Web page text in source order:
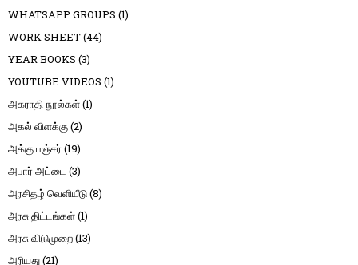
WHATSAPP GROUPS (1)
WORK SHEET(44)
YEAR BOOKS (3)
YOUTUBE VIDEOS (1)
அகராதி நூல்கள்(1)
அகல் விளக்கு(2)
அக்கு பஞ்சர் (19)
அபார் அட்டை (3)
அரசிதழ் வெளியீடு(8)
அரசு திட்டங்கள்(1)
அரசு விடுமுறை(13)
அரியது(21)